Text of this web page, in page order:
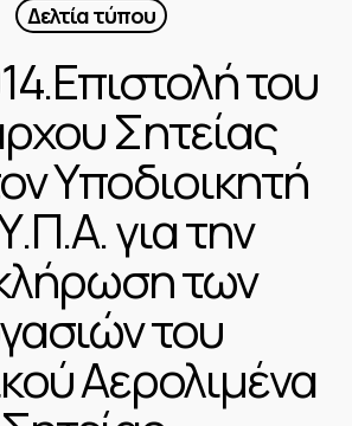
Δελτία τύπου
του
Σητείας
Υποδιοικητή
για την
των
του
Αερολιμένα